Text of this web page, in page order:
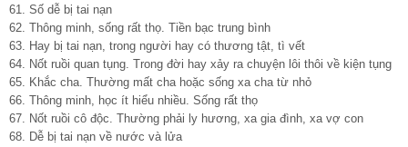
61. Số dễ bị tai nạn
62. Thông minh, sống rất thọ. Tiền bạc trung bình
63. Hay bị tai nạn, trong người hay có thương tật, tì vết
64. Nốt ruồi quan tụng. Trong đời hay xảy ra chuyện lôi thôi về kiện tụng
65. Khắc cha. Thường mất cha hoặc sống xa cha từ nhỏ
66. Thông minh, học ít hiểu nhiều. Sống rất thọ
67. Nốt ruồi cô độc. Thường phải ly hương, xa gia đình, xa vợ con
68. Dễ bị tai nạn về nước và lửa